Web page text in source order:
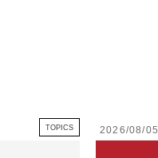
TOPICS 2026/08/05